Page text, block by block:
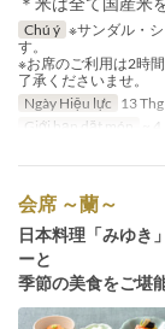
Chú ý ※サンダル・
す。
※お席のご利用は2時
了承くださいませ。
Ngày Hiệu lực 13
Giới hạn dặt món
~ 4
会席 ～蘭～
日本料理「みゆき
ーと
季節の美食をご堪